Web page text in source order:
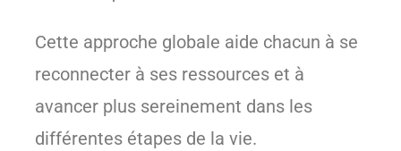
Cette approche globale aide chacun à se
reconnecter à ses ressources et à
avancer plus sereinement dans les
différentes étapes de la vie.